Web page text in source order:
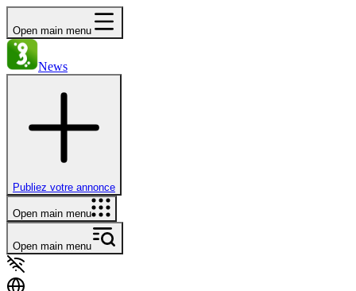
Open main menu
News
Publiez votre annonce
Open main menu
Open main menu